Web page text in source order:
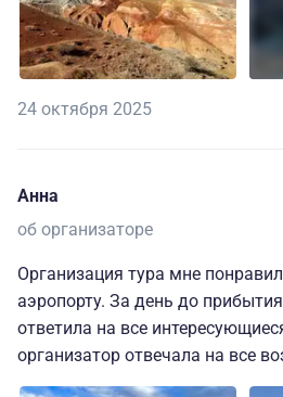
24 октября 2025
Анна
об организаторе
Организация тура мне
аэропорту. За день до
ответила на все
организатор отвечала на все
Жилье вполне комфортное,